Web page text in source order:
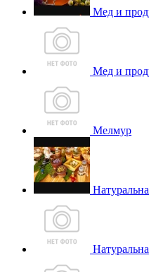
Мед и
Мед и
Мелмур